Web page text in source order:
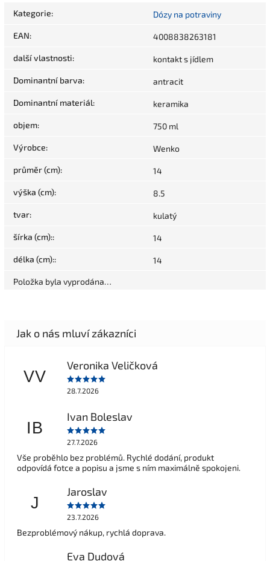
Kategorie: Dózy na potraviny
EAN: 4008838263181
další vlastnosti: kontakt s jídlem
Dominantní barva: antracit
Dominantní materiál: keramika
objem: 750 ml
Výrobce: Wenko
průměr (cm): 14
výška (cm): 8.5
tvar: kulatý
šírka (cm):: 14
délka (cm):: 14
Položka byla vyprodána…
VV
Veronika Veličková
28.7.2026
IB
Ivan Boleslav
27.7.2026
Vše proběhlo bez problémů. Rychlé dodání, produkt
odpovídá fotce a popisu a jsme s ním maximálně spokojeni.
J
Jaroslav
23.7.2026
Bezproblémový nákup, rychlá doprava.
Eva Dudová